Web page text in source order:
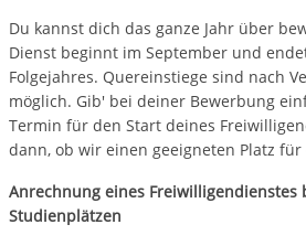
Du kannst dich das ganze Jahr über
Dienst beginnt im September und
Folgejahres. Quereinstiege sind nach
möglich. Gib' bei deiner Bewerbung
Termin für den Start deines
dann, ob wir einen geeigneten Platz
Anrechnung eines Freiwilligendienstes
Studienplätzen